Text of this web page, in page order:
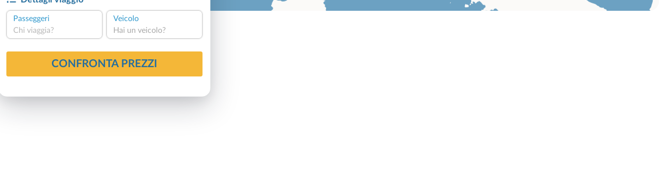
Passeggeri
Chi viaggia?
Veicolo
Hai un veicolo?
CONFRONTA PREZZI